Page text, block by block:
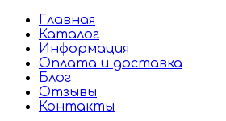
Главная
Каталог
Информация
Оплата и доставка
Блог
Отзывы
Контакты